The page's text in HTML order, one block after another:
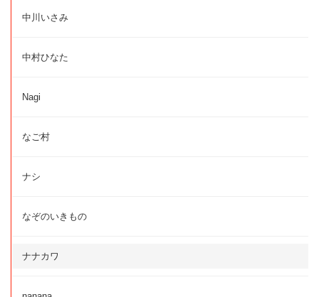
中川いさみ
中村ひなた
Nagi
なご村
ナシ
なぞのいきもの
ナナカワ